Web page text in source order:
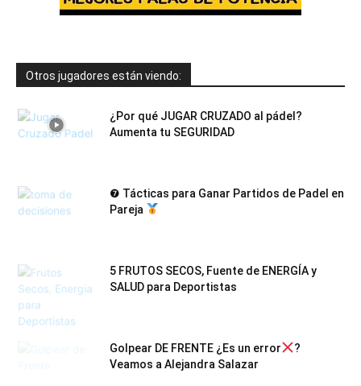
Otros jugadores están viendo:
¿Por qué JUGAR CRUZADO al pádel?
Aumenta tu SEGURIDAD
❼ Tácticas para Ganar Partidos de Padel en
Pareja
5 FRUTOS SECOS, Fuente de ENERGÍA y
SALUD para Deportistas
Golpear DE FRENTE ¿Es un error
?
Veamos a Alejandra Salazar